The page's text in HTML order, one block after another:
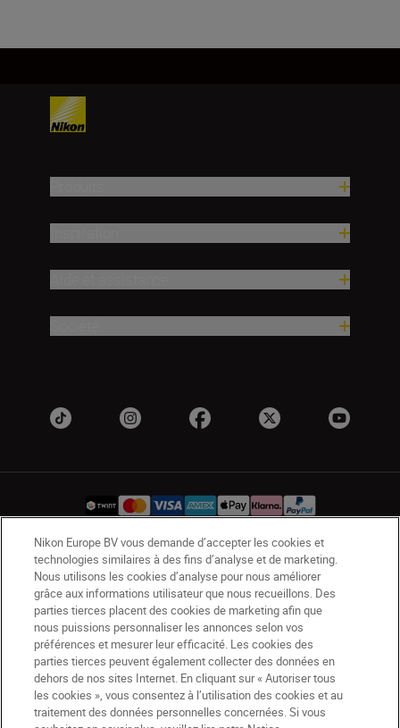
CH Nikon Sites
Contactez-nous
Avis de confidentialité
Conditions d’utilisation
CVG de la boutique Nikon Store
Notice d’information sur les cookies
Accessibilité
Paramètres des cookies
© 2026 Nikon
Nikon Europe BV vous demande d’accepter les cookies et
technologies similaires à des fins d’analyse et de marketing.
Nous utilisons les cookies d’analyse pour nous améliorer
grâce aux informations utilisateur que nous recueillons. Des
parties tierces placent des cookies de marketing afin que
nous puissions personnaliser les annonces selon vos
préférences et mesurer leur efficacité. Les cookies des
parties tierces peuvent également collecter des données en
dehors de nos sites Internet. En cliquant sur « Autoriser tous
les cookies », vous consentez à l’utilisation des cookies et au
traitement des données personnelles concernées. Si vous